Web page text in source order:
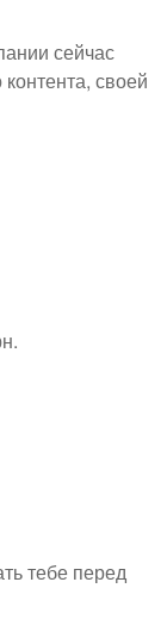
сейчас
своей
тебе перед